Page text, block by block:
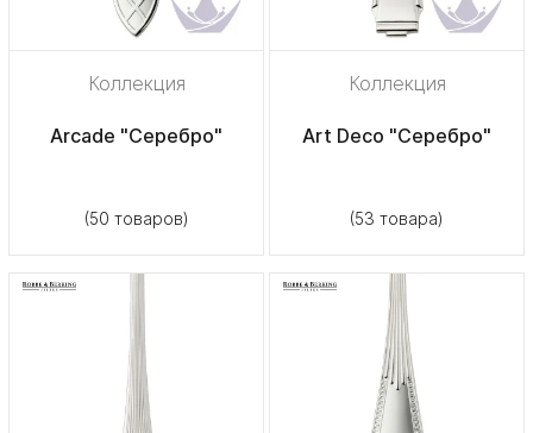
Коллекция
Arcade "Серебро"
(50 товаров)
Коллекция
Art Deco "Серебро"
(53 товара)